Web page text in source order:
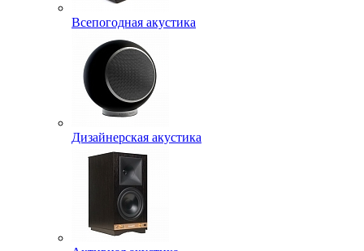
Всепогодная акустика
Дизайнерская акустика